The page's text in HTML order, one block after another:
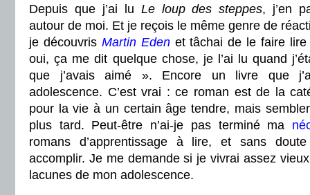
Depuis que j’ai lu Le loup des steppes, j’en
autour de moi. Et je reçois le même genre de
je découvris Martin Edenet tâchai de le faire
oui, ça me dit quelque chose, je l’ai lu quand
que j’avais aimé ». Encore un livre que
adolescence. C’est vrai : ce roman est de la
pour la vie à un certain âge tendre, mais
plus tard. Peut-être n’ai-je pas terminé ma
romans d’apprentissage à lire, et sans
accomplir. Je me demande si je vivrai assez
lacunes de mon adolescence.